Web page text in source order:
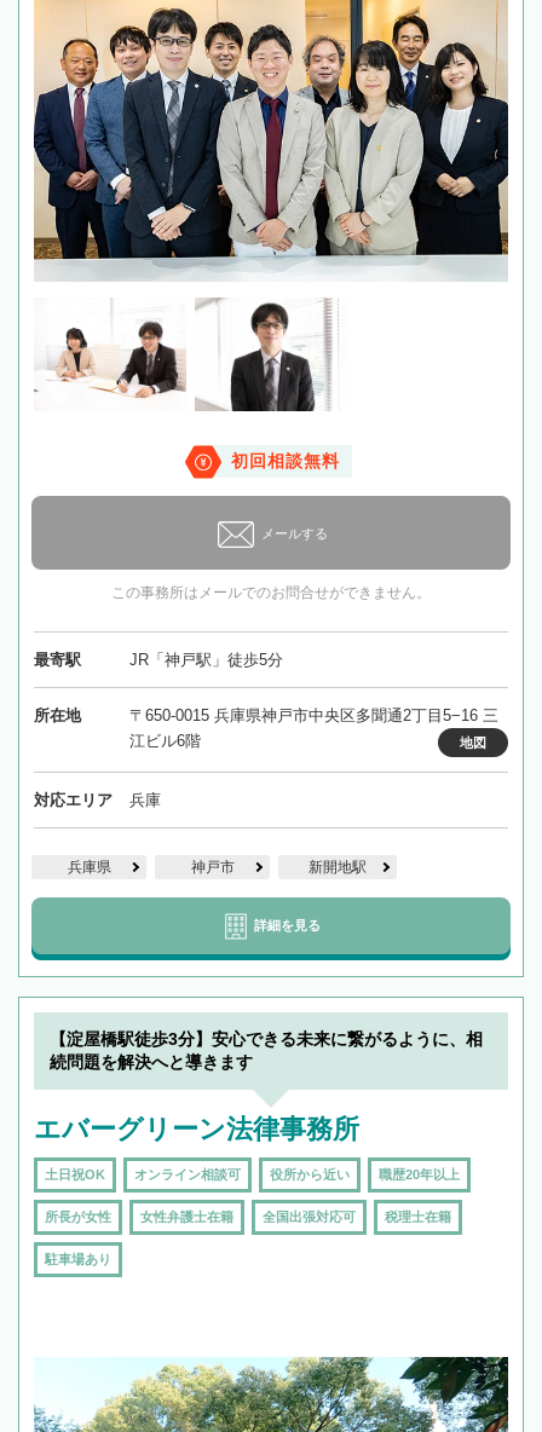
初回相談無料
メールする
この事務所はメールでのお問合せができません。
最寄駅 JR「神戸駅」徒歩5分
所在地
〒650-0015 兵庫県神戸市中央区多聞通2丁目5−16 三
江ビル6階
地図
対応エリア 兵庫
兵庫県 神戸市 新開地駅
詳細を見る
【淀屋橋駅徒歩3分】安心できる未来に繋がるように、相
続問題を解決へと導きます
エバーグリーン法律事務所
土日祝OK オンライン相談可 役所から近い 職歴20年以上
所長が女性 女性弁護士在籍 全国出張対応可 税理士在籍
駐車場あり